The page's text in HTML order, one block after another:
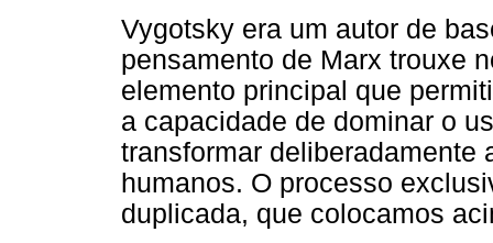
Vygotsky era um autor de
pensamento de Marx trouxe
elemento principal que
a capacidade de dominar o
transformar deliberadamente
humanos. O processo
duplicada, que colocamos